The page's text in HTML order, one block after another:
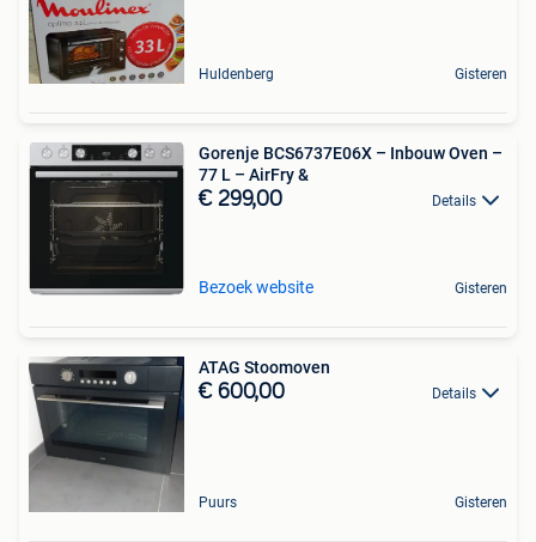
Huldenberg Gisteren
Gorenje BCS6737E06X – Inbouw Oven –
77 L – AirFry &
€ 299,00 Details
Bezoek website Gisteren
ATAG Stoomoven
€ 600,00 Details
Puurs Gisteren